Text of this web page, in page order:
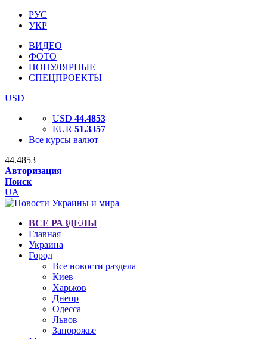
РУС
УКР
ВИДЕО
ФОТО
ПОПУЛЯРНЫЕ
СПЕЦПРОЕКТЫ
USD
USD 44.4853
EUR 51.3357
Все курсы валют
44.4853
Авторизация
Поиск
UA
ВСЕ РАЗДЕЛЫ
Главная
Украина
Город
Все новости раздела
Киев
Харьков
Днепр
Одесса
Львов
Запорожье